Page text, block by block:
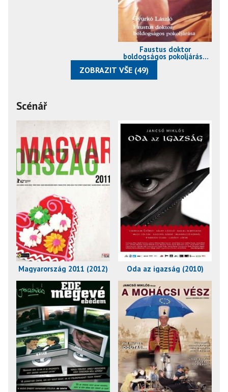
Faustus doktor
boldogságos pokoljárása
(1982)
ZOBRAZIT VŠE (49)
Scénář
Magyarország 2011 (2012) Oda az igazság (2010)